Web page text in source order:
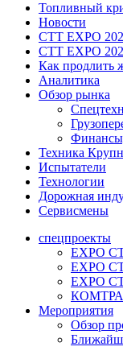
Топливный
Новости
CTT EXPO
CTT EXPO
Как продлить
Аналитика
Обзор рынка
Финансы,
Техника
Испытатели
Технологии
Дорожная
Сервисмены
спецпроекты
EXPO
EXPO
EXPO
Мероприятия
Обзор